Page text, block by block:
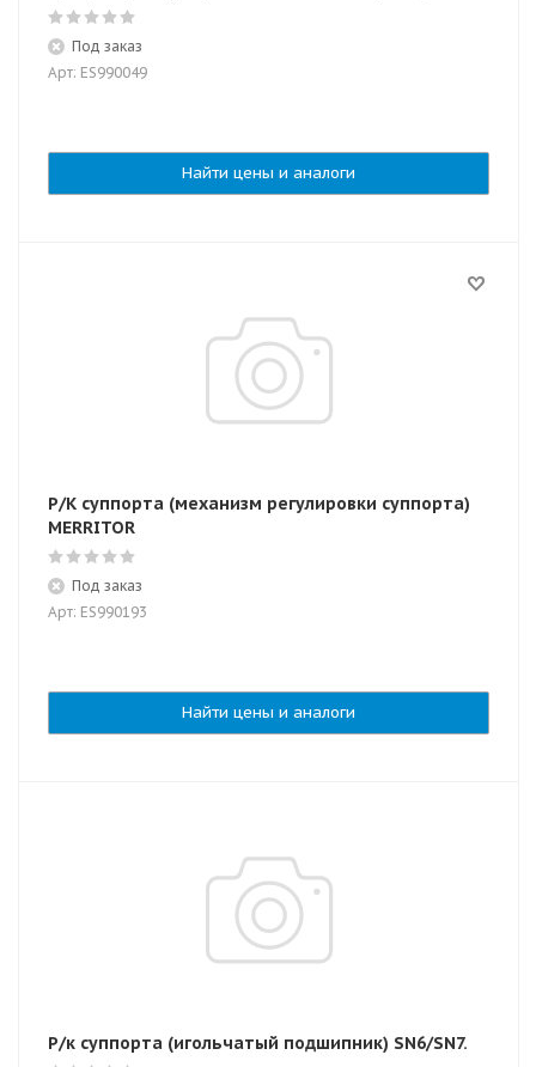
Под заказ
Арт: ES990049
Найти цены и аналоги
Р/К суппорта (механизм регулировки суппорта)
MERRITOR
Под заказ
Арт: ES990193
Найти цены и аналоги
Р/к суппорта (игольчатый подшипник) SN6/SN7.